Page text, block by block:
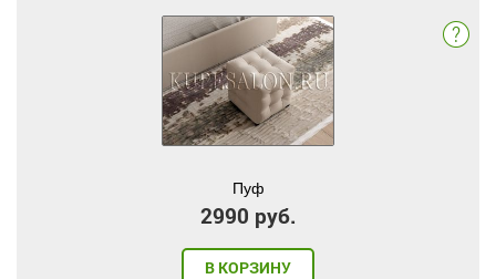
Пуф
2990 руб.
В КОРЗИНУ